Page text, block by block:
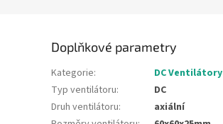
Doplňkové parametry
Kategorie:
DC Ventilátory
Typ ventilátoru:
DC
Druh ventilátoru:
axiální